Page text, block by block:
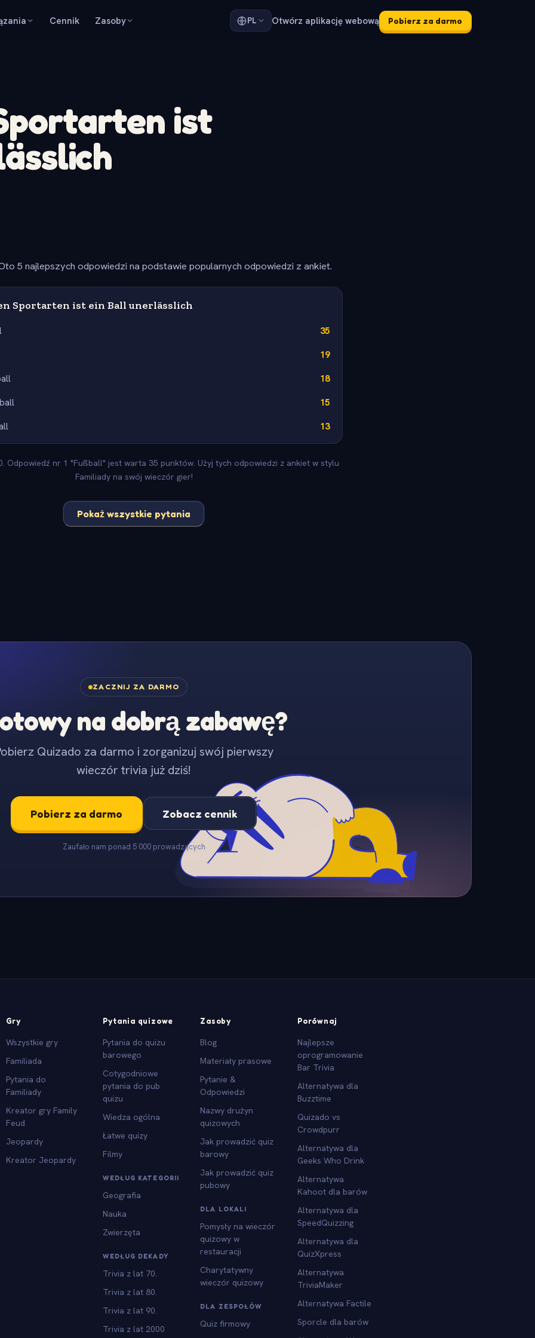
Cennik Zasoby PL Otwórz aplikację webową Pobierz za darmo
ist
5 najlepszych odpowiedzi na podstawie popularnych odpowiedzi z ankiet.
Sportarten ist ein Ball unerlässlich
35
19
18
15
13
Odpowiedź nr 1 "Fußball" jest warta 35 punktów. Użyj tych odpowiedzi z ankiet w stylu
Familiady na swój wieczór gier!
Pokaż wszystkie pytania
ZACZNIJ ZA DARMO
na dobrą zabawę?
Quizado za darmo i zorganizuj swój pierwszy
wieczór trivia już dziś!
Pobierz za darmo Zobacz cennik
Zaufało nam ponad 5 000 prowadzących
Gry
Wszystkie gry
Familiada
Pytania do
Familiady
Kreator gry Family
Feud
Jeopardy
Kreator Jeopardy
Pytania quizowe
Pytania do quizu
barowego
Cotygodniowe
pytania do pub
quizu
Wiedza ogólna
Łatwe quizy
Filmy
WEDŁUG KATEGORII
Geografia
Nauka
Zwierzęta
WEDŁUG DEKADY
Trivia z lat 70.
Trivia z lat 80.
Trivia z lat 90.
Trivia z lat 2000
Zasoby
Blog
Materiały prasowe
Pytanie &
Odpowiedzi
Nazwy drużyn
quizowych
Jak prowadzić quiz
barowy
Jak prowadzić quiz
pubowy
DLA LOKALI
Pomysły na wieczór
quizowy w
restauracji
Charytatywny
wieczór quizowy
DLA ZESPOŁÓW
Quiz firmowy
Porównaj
Najlepsze
oprogramowanie
Bar Trivia
Alternatywa dla
Buzztime
Quizado vs
Crowdpurr
Alternatywa dla
Geeks Who Drink
Alternatywa
Kahoot dla barów
Alternatywa dla
SpeedQuizzing
Alternatywa dla
QuizXpress
Alternatywa
TriviaMaker
Alternatywa Factile
Sporcle dla barów